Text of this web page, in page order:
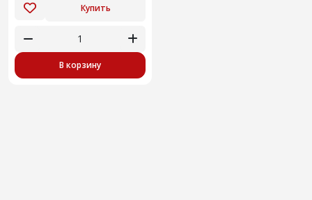
Купить
В корзину